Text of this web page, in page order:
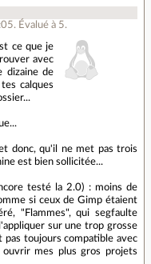
. Évalué à 5.
ce que je
avec
dizaine de
calques
donc, qu'il ne met pas trois
est bien sollicitée...
testé la 2.0) : moins de
si ceux de Gimp étaient
"Flammes", qui segfaulte
sur une trop grosse
toujours compatible avec
ouvrir mes plus gros projets